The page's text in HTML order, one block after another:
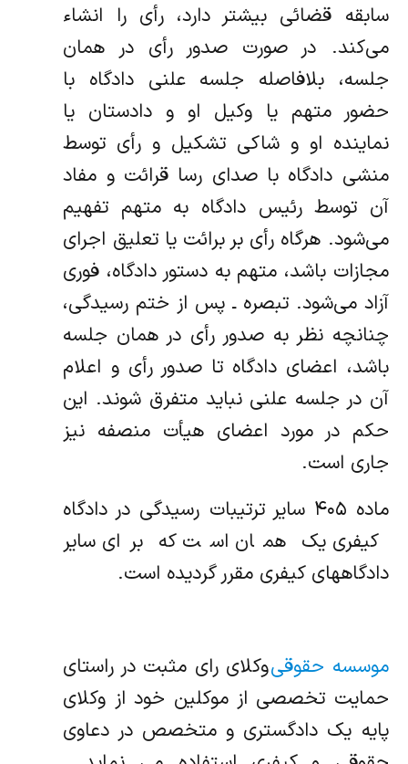
سابقه قضائی بیشتر دارد، رأی را انشاء
می‌کند. در صورت صدور رأی در همان
جلسه، بلافاصله جلسه علنی دادگاه با
حضور متهم یا وکیل او و دادستان یا
نماینده او و شاکی تشکیل و رأی توسط
منشی دادگاه با صدای رسا قرائت و مفاد
آن توسط رئیس دادگاه به متهم تفهیم
می‌شود. هرگاه رأی بر برائت یا تعلیق اجرای
مجازات باشد، متهم به دستور دادگاه، فوری
آزاد می‌شود. تبصره ـ پس از ختم رسیدگی،
چنانچه نظر به صدور رأی در همان جلسه
باشد، اعضای دادگاه تا صدور رأی و اعلام
آن در جلسه علنی نباید متفرق شوند. این
حکم در مورد اعضای هیأت منصفه نیز
جاری است.
ماده ۴۰۵ سایر ترتیبات رسیدگی در دادگاه
کیفری یک همان است که برای سایر
دادگاههای کیفری مقرر گردیده است.
موسسه حقوقیوکلای رای مثبت در راستای
حمایت تخصصی از موکلین خود از وکلای
پایه یک دادگستری و متخصص در دعاوی